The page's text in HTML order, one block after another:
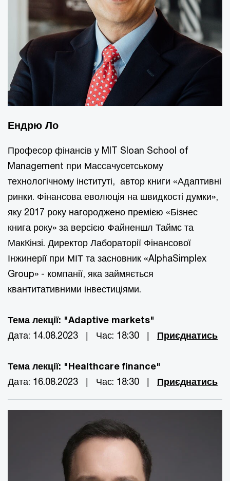
Ендрю Ло
Професор фінансів у MIT Sloan School of
Management при Массачусетському
технологічному інституті, автор книги «Адаптивні
ринки. Фінансова еволюція на швидкості думки»,
яку 2017 року нагороджено премією «Бізнес
книга року» за версією Файненшл Таймс та
МакКінзі. Директор Лабораторії Фінансової
Інжинерії при МІТ та засновник «AlphaSimplex
Group» - компанії, яка займяється
квантитативними інвестиціями.
Тема лекції: "Adaptive markets"
Дата: 14.08.2023 | Час: 18:30 | Приєднатись
Тема лекції: "Healthcare finance"
Дата: 16.08.2023 | Час: 18:30 | Приєднатись